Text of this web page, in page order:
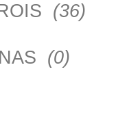
(36)
(0)